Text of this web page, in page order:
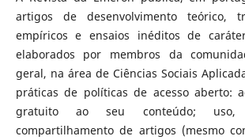
artigos de desenvolvimento teórico,
empíricos e ensaios inéditos de
elaborados por membros da
geral, na área de Ciências Sociais
práticas de políticas de acesso aberto:
gratuito ao seu conteúdo; uso,
compartilhamento de artigos (mesmo